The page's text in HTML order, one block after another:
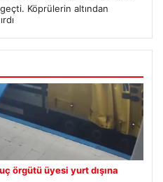
Köprülerin altından
örgütü üyesi yurt dışına